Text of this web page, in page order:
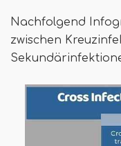
Nachfolgend
zwischen